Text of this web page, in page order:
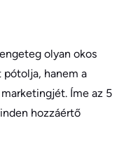
olyan okos
pótolja, hanem a
Íme az 5
hozzáértő